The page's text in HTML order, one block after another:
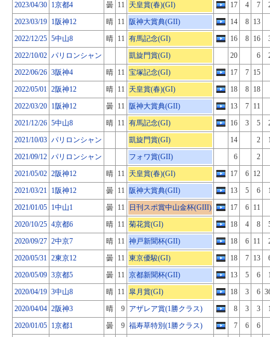
2023/04/30 1京都4 曇 11 天皇賞(春)(GI) 17 4 7
2023/03/19 1阪神12 晴 11 阪神大賞典(GII) 14 8 13
2022/12/25 5中山8 晴 11 有馬記念(GI) 16 8 16
2022/10/02 パリロンシャン 凱旋門賞(GI) 20 6
2022/06/26 3阪神4 晴 11 宝塚記念(GI) 17 7 15
2022/05/01 2阪神12 晴 11 天皇賞(春)(GI) 18 8 18
2022/03/20 1阪神12 曇 11 阪神大賞典(GII) 13 7 11
2021/12/26 5中山8 晴 11 有馬記念(GI) 16 3 5
2021/10/03 パリロンシャン 凱旋門賞(GI) 14 2
2021/09/12 パリロンシャン フォワ賞(GII) 6
2
2021/05/02 2阪神12 晴 11 天皇賞(春)(GI) 17 6 12
2021/03/21 1阪神12 曇 11 阪神大賞典(GII) 13 5 6
2021/01/05 1中山1 曇 11 日刊スポ賞中山金杯(GIII) 17 6 11
2020/10/25 4京都6 晴 11 菊花賞(GI) 18 4 8
2020/09/27 2中京7 晴 11 神戸新聞杯(GII) 18 6 11
2020/05/31 2東京12 曇 11 東京優駿(GI) 18 7 13
2020/05/09 3京都5 曇 11 京都新聞杯(GII) 13 5 6
2020/04/19 3中山8 晴 11 皐月賞(GI) 18 3 6
2020/04/04 2阪神3 晴 9 アザレア賞(1勝クラス) 8 3 3
2020/01/05 1京都1 曇 9 福寿草特別(1勝クラス) 7 6
6